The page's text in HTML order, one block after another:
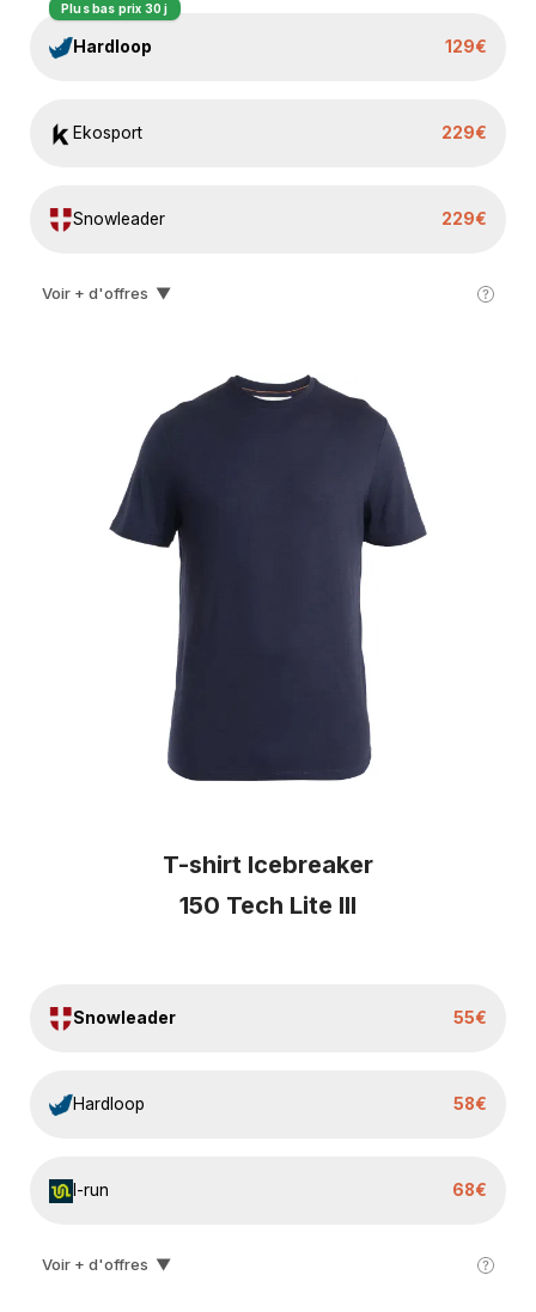
Hardloop 129€
Plus bas prix 30 j
Ekosport 229€
Snowleader 229€
I-run 230€
Voir + d'offres ▼
T-shirt Icebreaker
150 Tech Lite III
Snowleader 55€
Hardloop 58€
I-run 68€
Ekosport 79€
Voir + d'offres ▼